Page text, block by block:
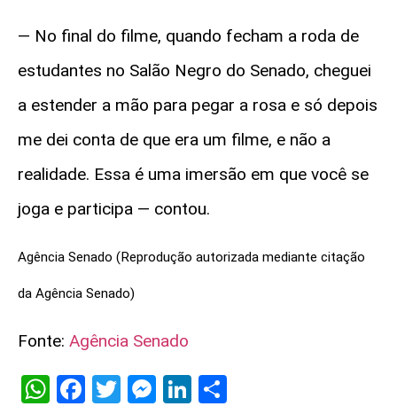
— No final do filme, quando fecham a roda de
estudantes no Salão Negro do Senado, cheguei
a estender a mão para pegar a rosa e só depois
me dei conta de que era um filme, e não a
realidade. Essa é uma imersão em que você se
joga e participa — contou.
Agência Senado (Reprodução autorizada mediante citação
da Agência Senado)
Fonte: Agência Senado
WhatsApp
Facebook
Twitter
Messenger
LinkedIn